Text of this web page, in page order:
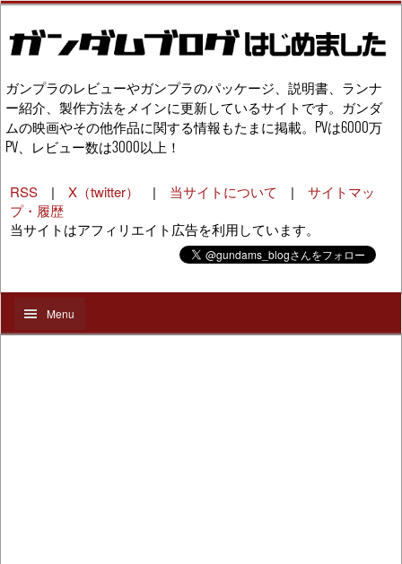
ガンプラのレビューやガンプラのパッケージ、説明書、ランナ
ー紹介、製作方法をメインに更新しているサイトです。ガンダ
ムの映画やその他作品に関する情報もたまに掲載。PVは6000万
PV、レビュー数は3000以上！
RSS | X（twitter） | 当サイトについて | サイトマッ
プ・履歴
当サイトはアフィリエイト広告を利用しています。
Menu